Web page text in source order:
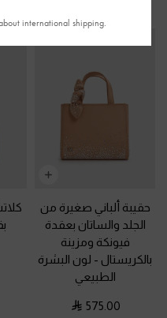
حقيبة ألباني صغيرة من
الجلد والساتان بعقدة
فيونكة ومزينة
بالكريستال - لون البشرة
الطبيعي
575.00
international shipping.